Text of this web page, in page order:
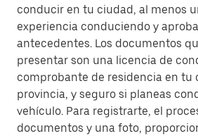
conducir en tu ciudad, al menos
experiencia conduciendo y
antecedentes. Los documentos
presentar son una licencia de
comprobante de residencia en tu
provincia, y seguro si planeas
vehículo. Para registrarte, el
documentos y una foto,